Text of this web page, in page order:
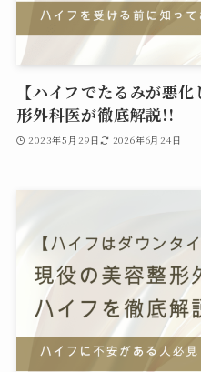
【ハイフでたるみが悪
形外科医が徹底解説!!
2023年5月29日 2026年6月24日